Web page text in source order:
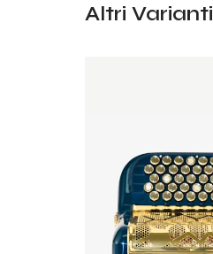
Altri Varianti